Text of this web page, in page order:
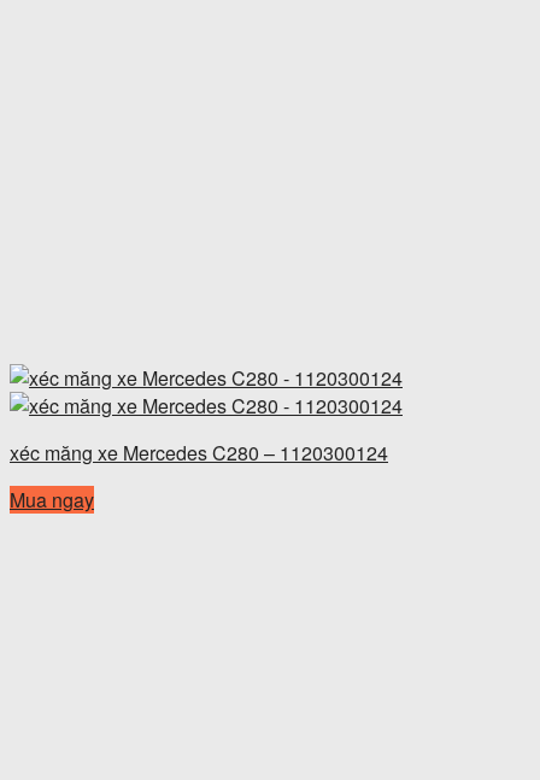
xéc măng xe Mercedes C280 – 1120300124
Mua ngay